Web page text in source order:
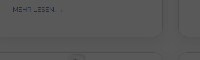
MEHR LESEN...